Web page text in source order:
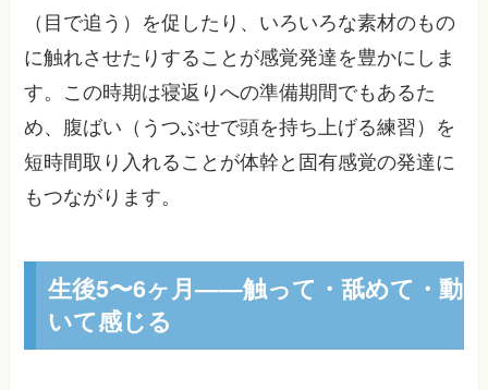
（目で追う）を促したり、いろいろな素材のもの
に触れさせたりすることが感覚発達を豊かにしま
す。この時期は寝返りへの準備期間でもあるた
め、腹ばい（うつぶせで頭を持ち上げる練習）を
短時間取り入れることが体幹と固有感覚の発達に
もつながります。
生後5〜6ヶ月——触って・舐めて・動
いて感じる